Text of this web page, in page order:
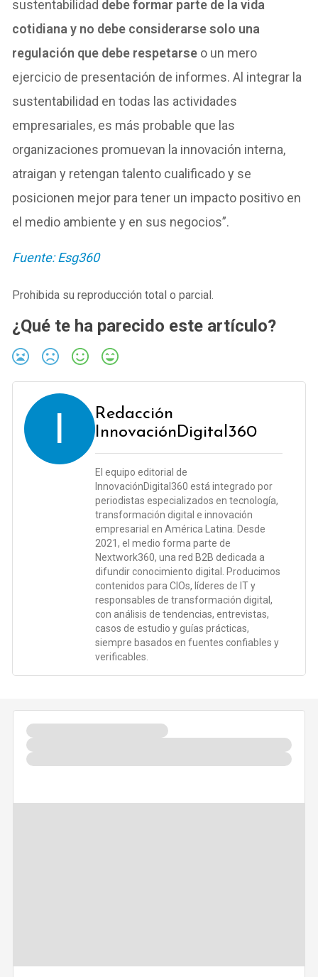
sustentabilidad debe formar parte de la vida
cotidiana y no debe considerarse solo una
regulación que debe respetarse o un mero
ejercicio de presentación de informes. Al integrar la
sustentabilidad en todas las actividades
empresariales, es más probable que las
organizaciones promuevan la innovación interna,
atraigan y retengan talento cualificado y se
posicionen mejor para tener un impacto positivo en
el medio ambiente y en sus negocios”.
Fuente: Esg360
Prohibida su reproducción total o parcial.
¿Qué te ha parecido este artículo?
I
Redacción
InnovaciónDigital360
El equipo editorial de
InnovaciónDigital360 está integrado por
periodistas especializados en tecnología,
transformación digital e innovación
empresarial en América Latina. Desde
2021, el medio forma parte de
Nextwork360, una red B2B dedicada a
difundir conocimiento digital. Producimos
contenidos para CIOs, líderes de IT y
responsables de transformación digital,
con análisis de tendencias, entrevistas,
casos de estudio y guías prácticas,
siempre basados en fuentes confiables y
verificables.